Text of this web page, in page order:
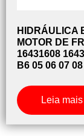
HIDRÁULICA
MOTOR DE
16431608
B6 05 06 07
Leia mais